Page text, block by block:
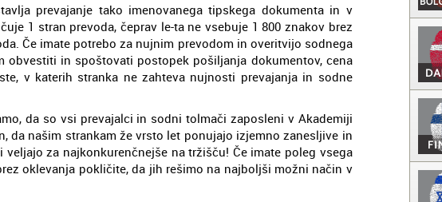
prevajanje tako imenovanega tipskega dokumenta in v
1 stran prevoda, čeprav le-ta ne vsebuje 1 800 znakov brez
Če imate potrebo za nujnim prevodom in overitvijo sodnega
obvestiti in spoštovati postopek pošiljanja dokumentov, cena
v katerih stranka ne zahteva nujnosti prevajanja in sodne
da so vsi prevajalci in sodni tolmači zaposleni v Akademiji
da našim strankam že vrsto let ponujajo izjemno zanesljive in
za najkonkurenčnejše na tržišču! Če imate poleg vsega
oklevanja pokličite, da jih rešimo na najboljši možni način v